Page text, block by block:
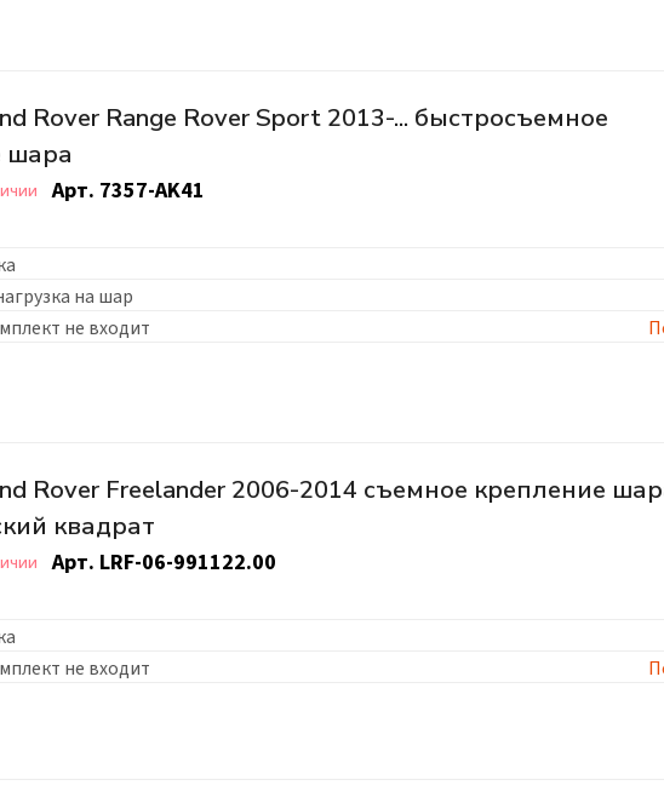
Rover Range Rover Sport 2013-... быстросъемное
шара
Арт. 7357-AK41
на шар
не входит
Rover Freelander 2006-2014 съемное крепление
квадрат
Арт. LRF-06-991122.00
не входит